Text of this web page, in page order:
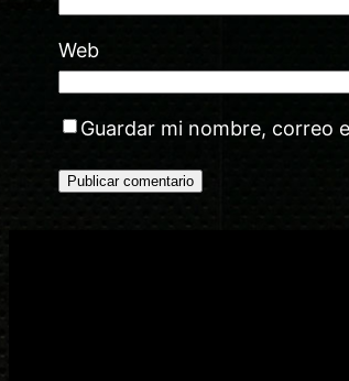
Web
Guardar mi nombre, correo